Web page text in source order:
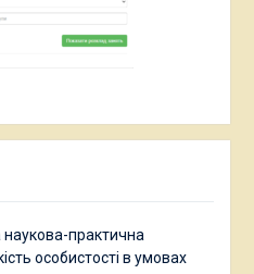
наукова-практична
особистості в умовах